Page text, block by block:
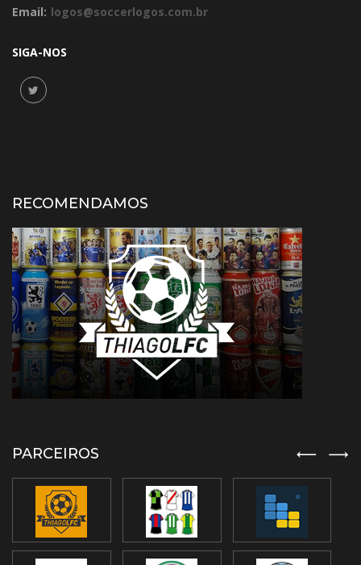
Email: logos@soccerlogos.com.br
SIGA-NOS
RECOMENDAMOS
PARCEIROS